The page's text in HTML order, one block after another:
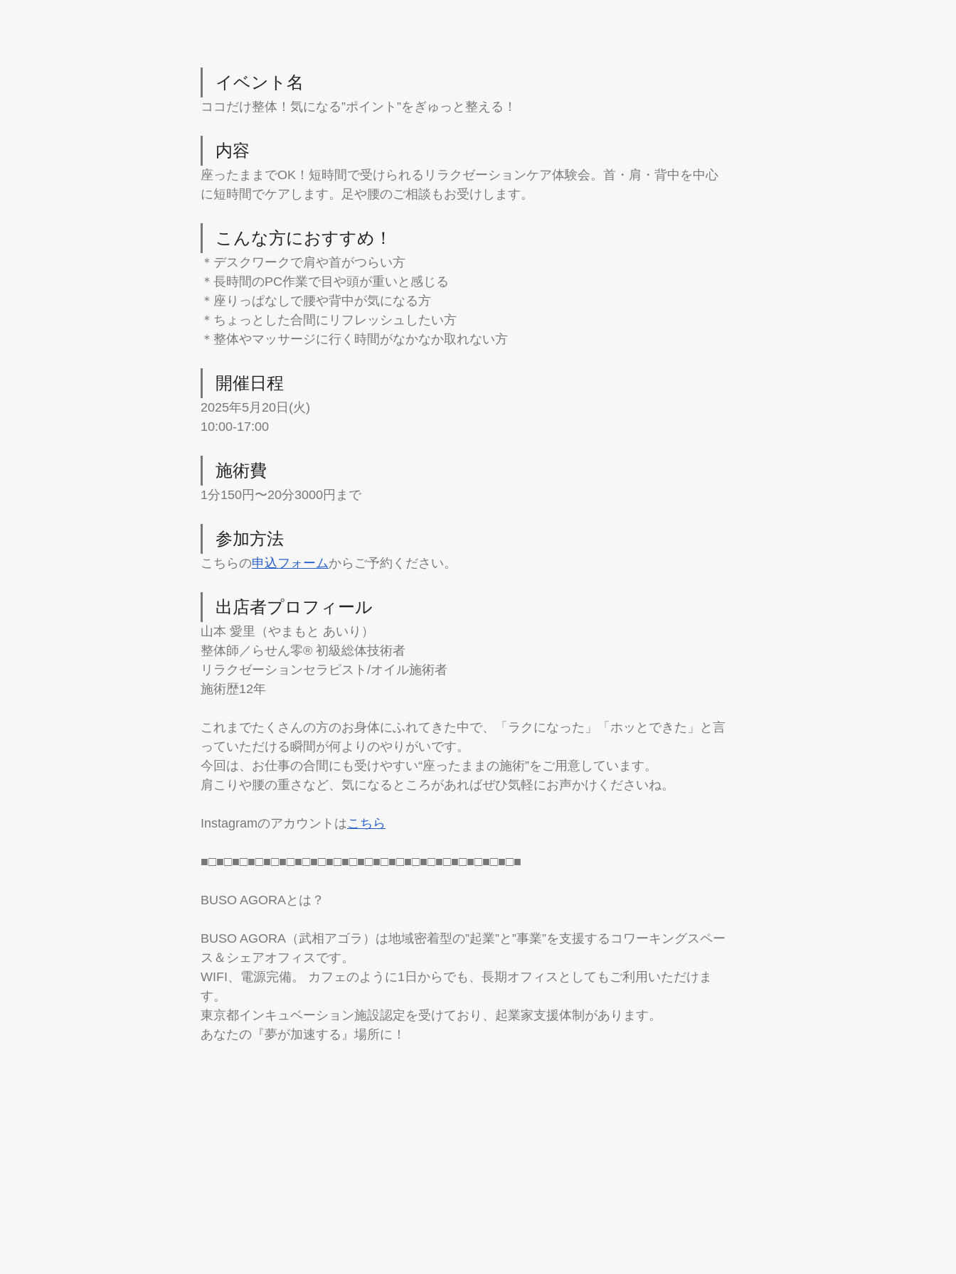
イベント名
ココだけ整体！気になる”ポイント”をぎゅっと整える！
内容
座ったままでOK！短時間で受けられるリラクゼーションケア体験会。首・肩・背中を中心
に短時間でケアします。足や腰のご相談もお受けします。
こんな方におすすめ！
＊デスクワークで肩や首がつらい方
＊長時間のPC作業で目や頭が重いと感じる
＊座りっぱなしで腰や背中が気になる方
＊ちょっとした合間にリフレッシュしたい方
＊整体やマッサージに行く時間がなかなか取れない方
開催日程
2025年5月20日(火)
10:00-17:00
施術費
1分150円〜20分3000円まで
参加方法
こちらの申込フォームからご予約ください。
出店者プロフィール
山本 愛里（やまもと あいり）
整体師／らせん零® 初級総体技術者
リラクゼーションセラピスト/オイル施術者
施術歴12年
これまでたくさんの方のお身体にふれてきた中で、「ラクになった」「ホッとできた」と言
っていただける瞬間が何よりのやりがいです。
今回は、お仕事の合間にも受けやすい“座ったままの施術”をご用意しています。
肩こりや腰の重さなど、気になるところがあればぜひ気軽にお声かけくださいね。
Instagramのアカウントはこちら
■□■□■□■□■□■□■□■□■□■□■□■□■□■□■□■□■□■□■□■□■
BUSO AGORAとは？
BUSO AGORA（武相アゴラ）は地域密着型の”起業”と”事業”を支援するコワーキングスペー
ス＆シェアオフィスです。
WIFI、電源完備。 カフェのように1日からでも、長期オフィスとしてもご利用いただけま
す。
東京都インキュベーション施設認定を受けており、起業家支援体制があります。
あなたの『夢が加速する』場所に！